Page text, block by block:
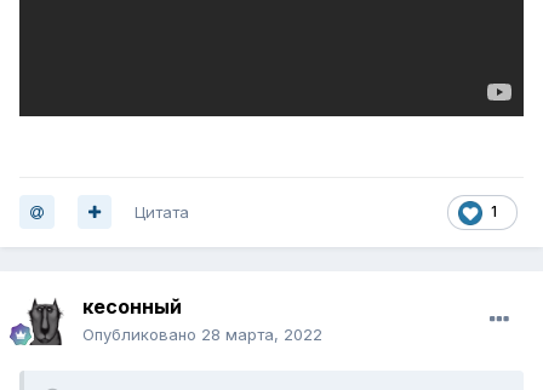
1
Цитата
кесонный
Опубликовано 28 марта, 2022